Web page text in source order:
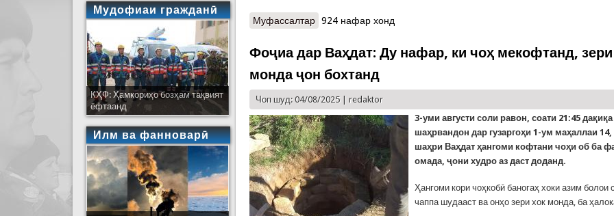
Муфассалтар о Ҳалокати ду ноболиғ ҳангоми оббозӣ дар шаҳрҳои Душанбе ва
924 нафар хонд
Фоҷиа дар Ваҳдат: Ду нафар, ки чоҳ мекофтанд, зери
монда ҷон бохтанд
Чоп шуд: 04/08/2025 |redaktor
3-уми августи соли равон, соати 21:45
шаҳрвандон дар гузаргоҳи 1-ум маҳаллаи
шаҳри Ваҳдат ҳангоми кофтани чоҳи об ба
омада, ҷони худро аз даст доданд.
Ҳангоми кори чоҳкобӣ баногаҳ хоки азим болои
чаппа шудааст ва онҳо зери хок монда, ба
Мудофиаи гражданӣ
КҲФ: Ҳамкориҳо бозҳам тақвият
ёфтаанд
Илм ва фанноварӣ